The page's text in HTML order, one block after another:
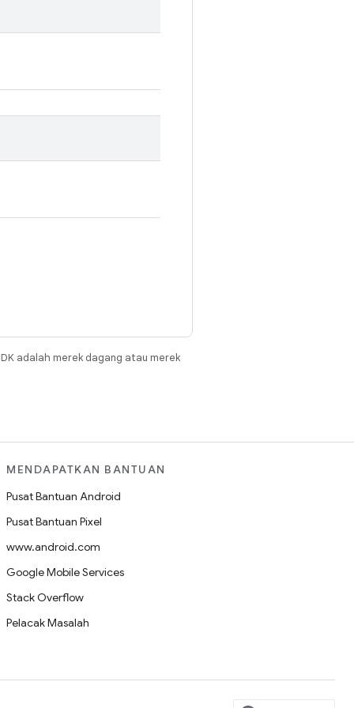
adalah merek dagang atau merek
MENDAPATKAN BANTUAN
Pusat Bantuan Android
Pusat Bantuan Pixel
www.android.com
Google Mobile Services
Stack Overflow
Pelacak Masalah